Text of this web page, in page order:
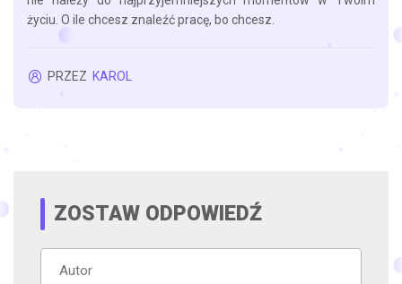
życiu. O ile chcesz znaleźć pracę, bo chcesz.
PRZEZ KAROL
ZOSTAW ODPOWIEDŹ